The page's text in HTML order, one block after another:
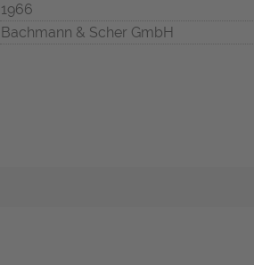
1966
Bachmann & Scher GmbH